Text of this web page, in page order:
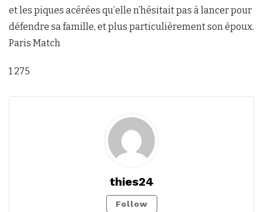
et les piques acérées qu’elle n’hésitait pas à lancer pour
défendre sa famille, et plus particulièrement son époux.
Paris Match
1 275
thies24
Follow